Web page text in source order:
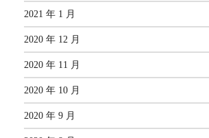
2021 年 1 月
2020 年 12 月
2020 年 11 月
2020 年 10 月
2020 年 9 月